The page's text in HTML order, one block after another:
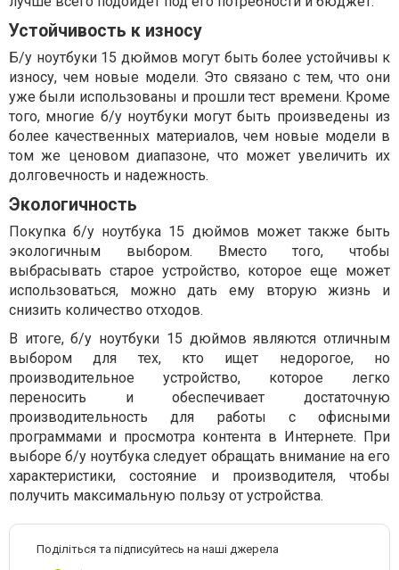
Устойчивость к износу
Б/у ноутбуки 15 дюймов могут быть более устойчивы к
износу, чем новые модели. Это связано с тем, что они
уже были использованы и прошли тест времени. Кроме
того, многие б/у ноутбуки могут быть произведены из
более качественных материалов, чем новые модели в
том же ценовом диапазоне, что может увеличить их
долговечность и надежность.
Экологичность
Покупка б/у ноутбука 15 дюймов может также быть
экологичным выбором. Вместо того, чтобы
выбрасывать старое устройство, которое еще может
использоваться, можно дать ему вторую жизнь и
снизить количество отходов.
В итоге, б/у ноутбуки 15 дюймов являются отличным
выбором для тех, кто ищет недорогое, но
производительное устройство, которое легко
переносить и обеспечивает достаточную
производительность для работы с офисными
программами и просмотра контента в Интернете. При
выборе б/у ноутбука следует обращать внимание на его
характеристики, состояние и производителя, чтобы
получить максимальную пользу от устройства.
Поділіться та підписуйтесь на наші джерела